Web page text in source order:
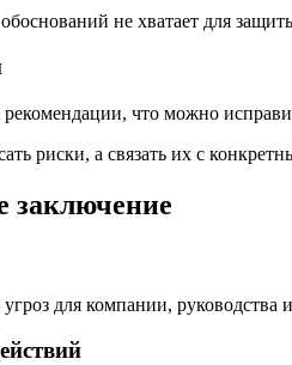
не хватает для
что можно
риски, а связать их с
заключение
для компании,